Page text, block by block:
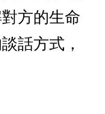
方的生命
話方式，